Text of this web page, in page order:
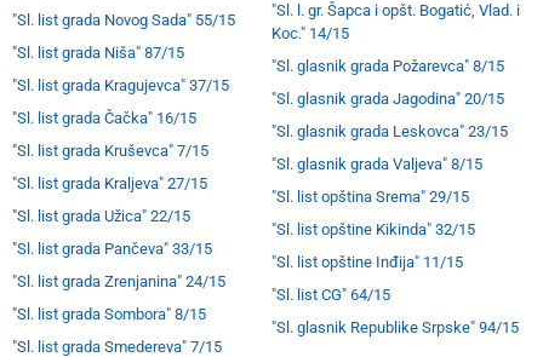
"Sl. list grada Novog Sada" 55/15
"Sl. list grada Niša" 87/15
"Sl. list grada Kragujevca" 37/15
"Sl. list grada Čačka" 16/15
"Sl. list grada Kruševca" 7/15
"Sl. list grada Kraljeva" 27/15
"Sl. list grada Užica" 22/15
"Sl. list grada Pančeva" 33/15
"Sl. list grada Zrenjanina" 24/15
"Sl. list grada Sombora" 8/15
"Sl. list grada Smedereva" 7/15
"Sl. l. gr. Šapca i opšt. Bogatić, Vlad. i
Koc." 14/15
"Sl. glasnik grada Požarevca" 8/15
"Sl. glasnik grada Jagodina" 20/15
"Sl. glasnik grada Leskovca" 23/15
"Sl. glasnik grada Valjeva" 8/15
"Sl. list opština Srema" 29/15
"Sl. list opštine Kikinda" 32/15
"Sl. list opštine Inđija" 11/15
"Sl. list CG" 64/15
"Sl. glasnik Republike Srpske" 94/15